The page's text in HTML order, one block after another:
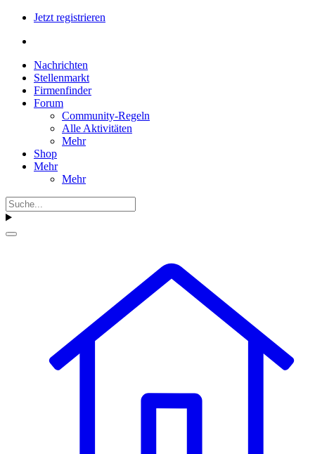
Jetzt registrieren
Nachrichten
Stellenmarkt
Firmenfinder
Forum
Community-Regeln
Alle Aktivitäten
Mehr
Shop
Mehr
Mehr